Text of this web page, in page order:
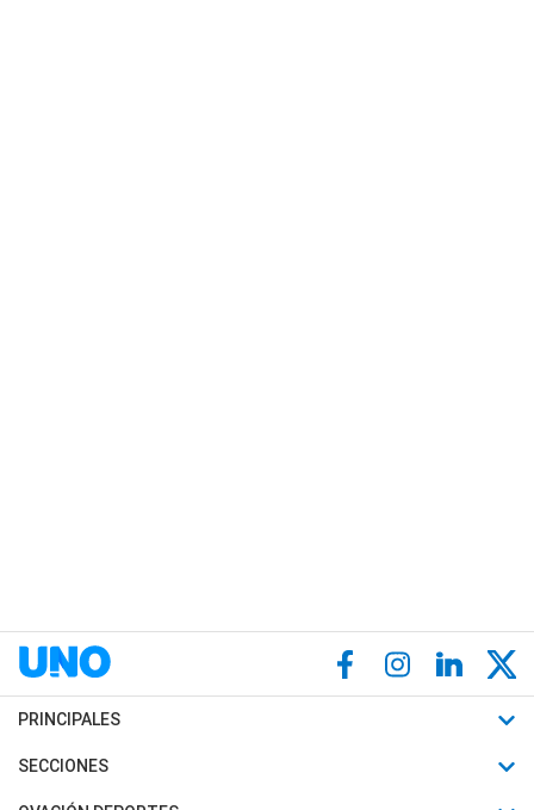
PRINCIPALES
Últimas Noticias
Política
SECCIONES